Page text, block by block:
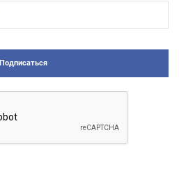
Подписаться